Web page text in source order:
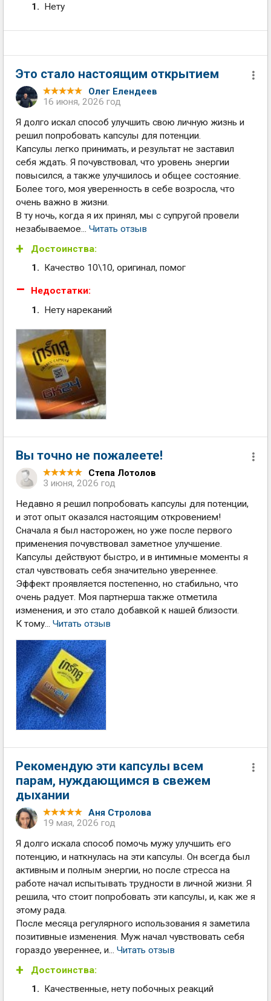
Нету
Это стало настоящим открытием
Олег Елендеев
16 июня, 2026 год
Я долго искал способ улучшить свою личную жизнь и
решил попробовать капсулы для потенции.
Капсулы легко принимать, и результат не заставил
себя ждать. Я почувствовал, что уровень энергии
повысился, а также улучшилось и общее состояние.
Более того, моя уверенность в себе возросла, что
очень важно в жизни.
В ту ночь, когда я их принял, мы с супругой провели
незабываемое... Читать отзыв
Достоинства:
Качество 10\10, оригинал, помог
Недостатки:
Нету нареканий
Вы точно не пожалеете!
Степа Лотолов
3 июня, 2026 год
Недавно я решил попробовать капсулы для потенции,
и этот опыт оказался настоящим откровением!
Сначала я был насторожен, но уже после первого
применения почувствовал заметное улучшение.
Капсулы действуют быстро, и в интимные моменты я
стал чувствовать себя значительно увереннее.
Эффект проявляется постепенно, но стабильно, что
очень радует. Моя партнерша также отметила
изменения, и это стало добавкой к нашей близости.
К тому... Читать отзыв
Рекомендую эти капсулы всем
парам, нуждающимся в свежем
дыхании
Аня Стролова
19 мая, 2026 год
Я долго искала способ помочь мужу улучшить его
потенцию, и наткнулась на эти капсулы. Он всегда был
активным и полным энергии, но после стресса на
работе начал испытывать трудности в личной жизни. Я
решила, что стоит попробовать эти капсулы, и, как же я
этому рада.
После месяца регулярного использования я заметила
позитивные изменения. Муж начал чувствовать себя
гораздо увереннее, и... Читать отзыв
Достоинства:
Качественные, нету побочных реакций